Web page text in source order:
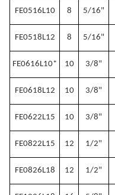
FE0516L10 8 5/16"
FE0518L12 8 5/16"
FE0616L10* 10 3/8"
FE0618L12 10 3/8"
FE0622L15 10 3/8"
FE0822L15 12 1/2"
FE0826L18 12 1/2"